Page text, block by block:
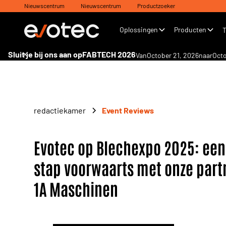
Nieuwscentrum Nieuwscentrum Productzoeker
Oplossingen Producten
Sluit je bij ons aan opFABTECH 2026VanOctober 21, 2026naar
redactiekamer Event Reviews
Evotec op Blechexpo 2025:
stap voorwaarts met onze
1A Maschinen